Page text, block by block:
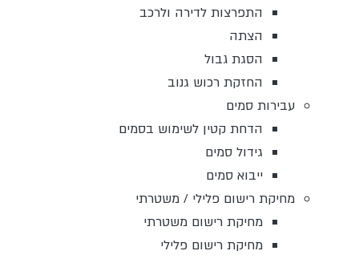
התפרצות לדירה ולרכב
הצתה
הסגת גבול
החזקת רכוש גנוב
עבירות סמים
הדחת קטין לשימוש בסמים
גידול סמים
ייבוא סמים
מחיקת רישום פלילי / משטרתי
מחיקת רישום משטרתי
מחיקת רישום פלילי